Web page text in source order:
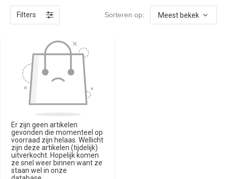
Filters Sorteren op:
Er zijn geen artikelen
gevonden die momenteel op
voorraad zijn helaas. Wellicht
zijn deze artikelen (tijdelijk)
uitverkocht. Hopelijk komen
ze snel weer binnen want ze
staan wel in onze